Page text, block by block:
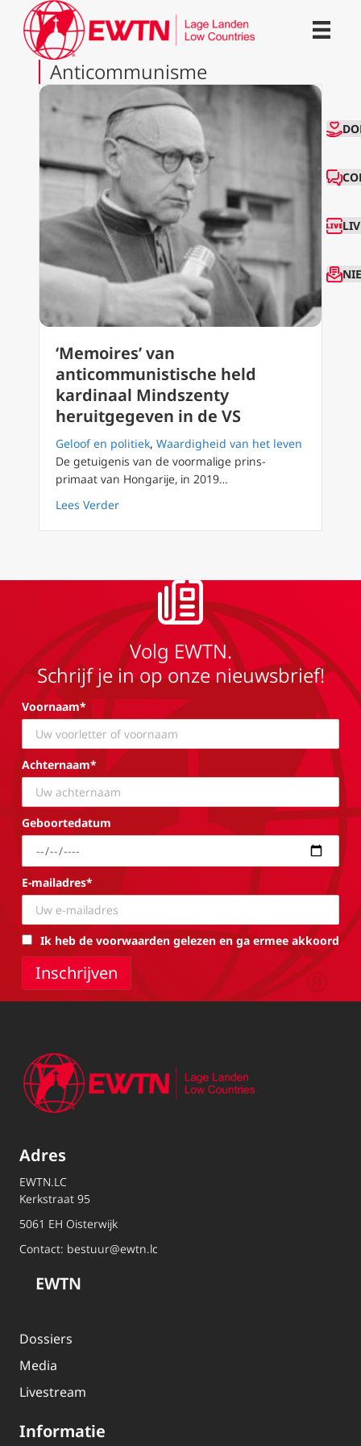
Anticommunisme
‘Memoires’ van
anticommunistische held
kardinaal Mindszenty
heruitgegeven in de VS
Geloof en politiek, Waardigheid van het leven
De getuigenis van de voormalige prins-
primaat van Hongarije, in 2019…
Lees Verderabout ‘Memoires’ van anticommunistische
Volg EWTN.
Schrijf je in op onze nieuwsbrief!
Voornaam*
Achternaam*
Geboortedatum
E-mailadres*
Ik heb de voorwaarden gelezen en ga ermee akkoord
Adres
EWTN.LC
Kerkstraat 95
5061 EH Oisterwijk
Contact: bestuur@ewtn.lc
EWTN
Dossiers
Media
Livestream
Informatie